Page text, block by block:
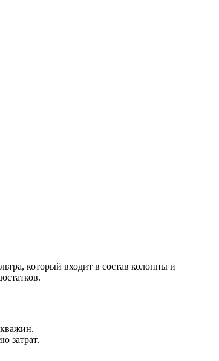
который входит в состав колонны и
затрат.